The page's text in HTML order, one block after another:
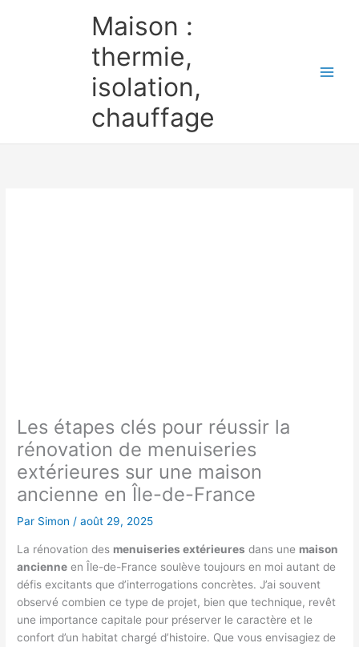
Maison :
thermie,
isolation,
chauffage
Les étapes clés pour réussir la
rénovation de menuiseries
extérieures sur une maison
ancienne en Île-de-France
Par Simon/août 29, 2025
La rénovation des menuiseries extérieures dans une maison
ancienne en Île-de-France soulève toujours en moi autant de
défis excitants que d’interrogations concrètes. J’ai souvent
observé combien ce type de projet, bien que technique, revêt
une importance capitale pour préserver le caractère et le
confort d’un habitat chargé d’histoire. Que vous envisagiez de